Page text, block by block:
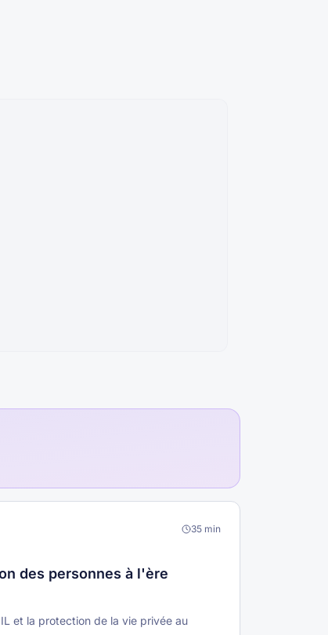
35 min
des personnes à l'ère
et la protection de la vie privée au